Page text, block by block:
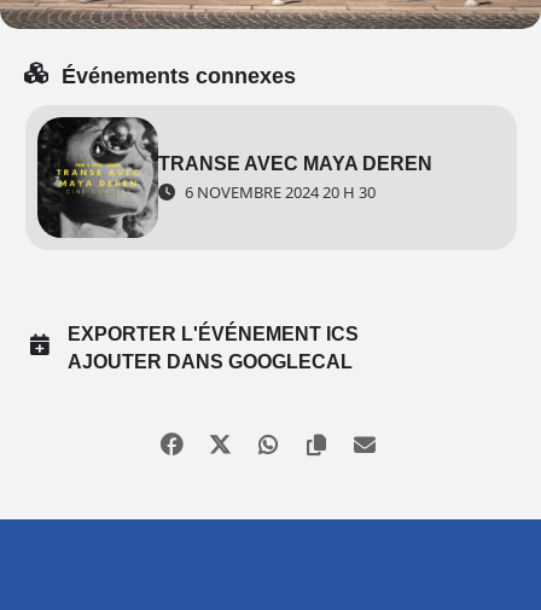
Événements connexes
TRANSE AVEC MAYA DEREN
6 NOVEMBRE 2024 20 H 30
EXPORTER L'ÉVÉNEMENT ICS
AJOUTER DANS GOOGLECAL